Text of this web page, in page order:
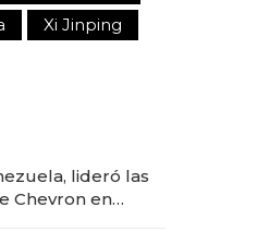
Xi Jinping
lideró las
Chevron en